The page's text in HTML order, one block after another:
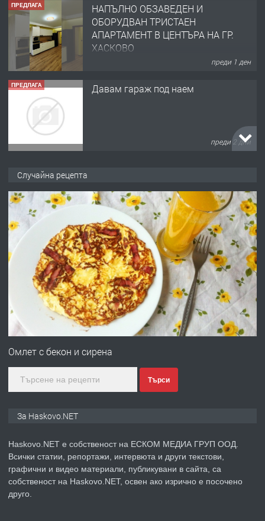
ПРЕДЛАГА
НАПЪЛНО ОБЗАВЕДЕН И
ОБОРУДВАН ТРИСТАЕН
АПАРТАМЕНТ В ЦЕНТЪРА НА ГР.
ХАСКОВО
преди 1 ден
ПРЕДЛАГА Давам гараж под наем
преди 2 дни
градската градина!
преди 2 дни
ПРЕДЛАГА
ПРОСТОРЕН ТРИСТАЕН
АПАРТАМЕНТ В НОВА СГРАДА КВ.
КУБА
преди 2 дни
ПРЕДЛАГА
Продавам парцел в гр. Хасково кв.
асфалт 0889 537 426
преди 2 дни
ПРЕДЛАГА
№4119 Едностаен обзаведен
Случайна рецепта
Омлет с бекон и сирена
Търси
За Haskovo.NET
Haskovo.NET е собственост на ЕСКОМ МЕДИА ГРУП ООД.
Всички статии, репортажи, интервюта и други текстови,
графични и видео материали, публикувани в сайта, са
собственост на Haskovo.NET, освен ако изрично е посочено
друго.